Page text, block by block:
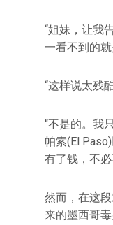
“姐妹，让我
一看不到的就
“这样说太残
“不是的。我
帕索(El
有了钱，不必
然而，在这
来的墨西哥